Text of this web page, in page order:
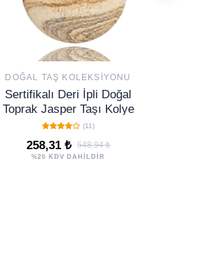
DOĞAL TAŞ KOLEKSIYONU
Sertifikalı Deri İpli Doğal
Toprak Jasper Taşı Kolye
(11)
258,31 ₺ 548,94 ₺
%20 KDV DAHİLDİR